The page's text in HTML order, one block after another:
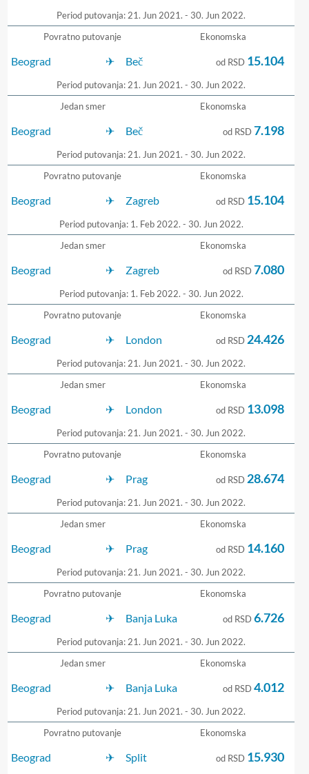
Period putovanja: 21. Jun 2021. - 30. Jun 2022.
Povratno putovanje
Beograd Beč
Ekonomska
Period putovanja: 21. Jun 2021. - 30. Jun 2022.
od RSD 15.104
Jedan smer
Beograd Beč
Ekonomska
Period putovanja: 21. Jun 2021. - 30. Jun 2022.
od RSD7.198
Povratno putovanje
Beograd Zagreb
Ekonomska
Period putovanja: 1. Feb 2022. - 30. Jun 2022.
od RSD 15.104
Jedan smer
Beograd Zagreb
Ekonomska
Period putovanja: 1. Feb 2022. - 30. Jun 2022.
od RSD7.080
Povratno putovanje
Beograd London
Ekonomska
Period putovanja: 21. Jun 2021. - 30. Jun 2022.
od RSD 24.426
Jedan smer
Beograd London
Ekonomska
Period putovanja: 21. Jun 2021. - 30. Jun 2022.
od RSD 13.098
Povratno putovanje
Beograd Prag
Ekonomska
Period putovanja: 21. Jun 2021. - 30. Jun 2022.
od RSD 28.674
Jedan smer
Beograd Prag
Ekonomska
Period putovanja: 21. Jun 2021. - 30. Jun 2022.
od RSD 14.160
Povratno putovanje
Beograd Banja Luka
Ekonomska
Period putovanja: 21. Jun 2021. - 30. Jun 2022.
od RSD6.726
Jedan smer
Beograd Banja Luka
Ekonomska
Period putovanja: 21. Jun 2021. - 30. Jun 2022.
od RSD4.012
Povratno putovanje
Beograd Split
Ekonomska
od RSD 15.930